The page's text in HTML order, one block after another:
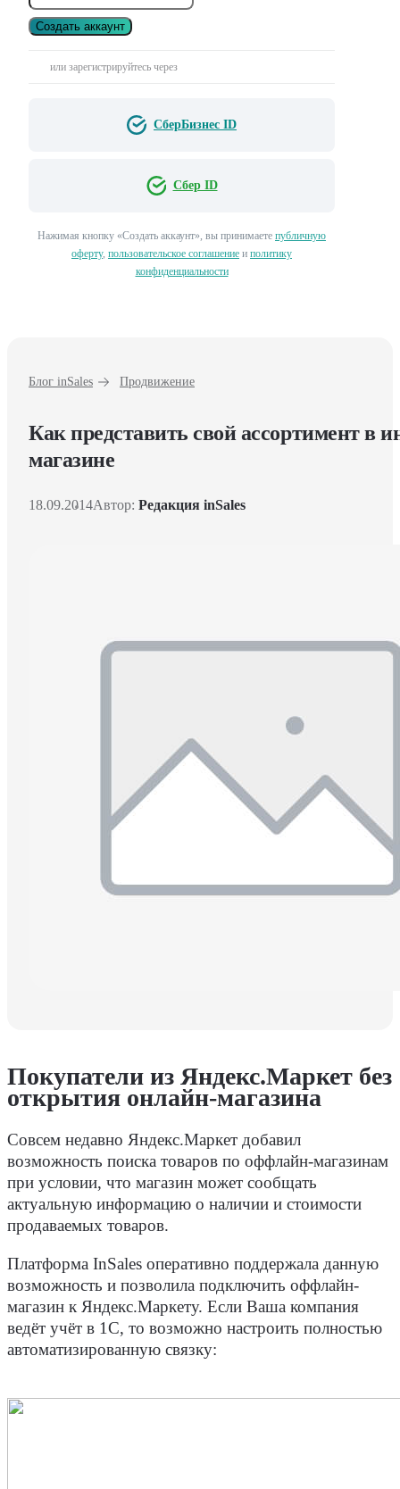
Создать аккаунт
или зарегистрируйтесь через
СберБизнес ID
Сбер ID
Нажимая кнопку «Создать аккаунт», вы принимаете публичную
оферту, пользовательское соглашение и политику
конфиденциальности
Блог inSales Продвижение
Как представить свой ассортимент в
магазине
18.09.2014Автор: Редакция inSales
Покупатели из Яндекс.Маркет без
открытия онлайн-магазина
Совсем недавно Яндекс.Маркет добавил
возможность поиска товаров по оффлайн-магазинам
при условии, что магазин может сообщать
актуальную информацию о наличии и стоимости
продаваемых товаров.
Платформа InSales оперативно поддержала данную
возможность и позволила подключить оффлайн-
магазин к Яндекс.Маркету. Если Ваша компания
ведёт учёт в 1С, то возможно настроить полностью
автоматизированную связку: